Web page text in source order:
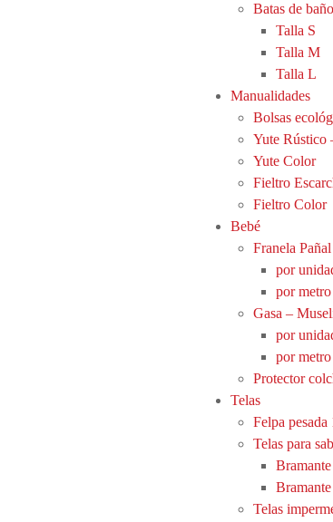
Batas de baño
Talla S
Talla M
Talla L
Manualidades
Bolsas
Yute Rústico
Yute Color
Fieltro
Fieltro Color
Bebé
Franela Pañal
por
por metro
Gasa –
por
por metro
Protector
Telas
Felpa
Telas para
Bramante
Telas